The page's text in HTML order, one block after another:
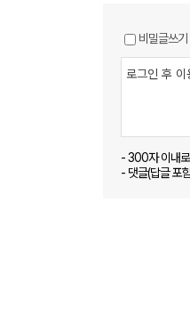
비밀글쓰기
- 300자 이내
- 댓글(답글 포